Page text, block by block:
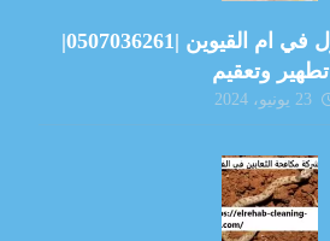
شركة تعقيم منازل في ام القيوين |0507036261|
تطهير وتعقيم
23 يونيو، 2024